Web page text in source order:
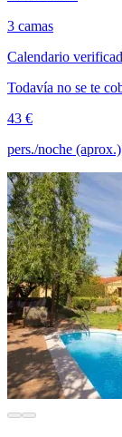
3 camas
Calendario
Todavía no se te
43 €
pers./noche (aprox.)